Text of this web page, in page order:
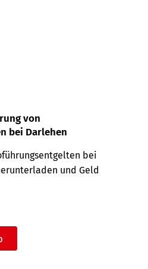
von
bei Darlehen
bei
und Geld